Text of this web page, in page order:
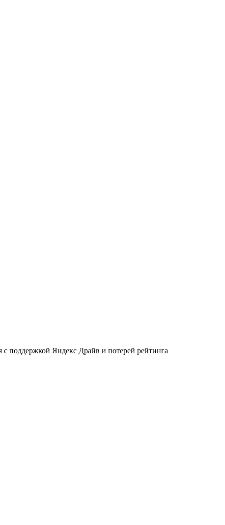
с поддержкой Яндекс Драйв и потерей рейтинга